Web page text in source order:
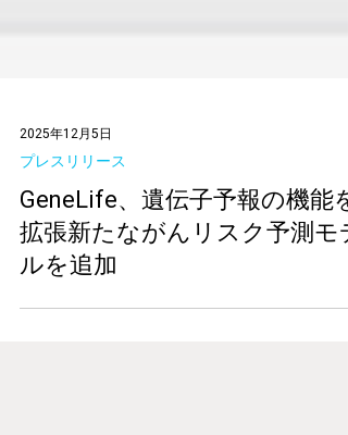
2025年12月5日
プレスリリース
GeneLife、遺伝子予報の機能を
拡張新たながんリスク予測モ